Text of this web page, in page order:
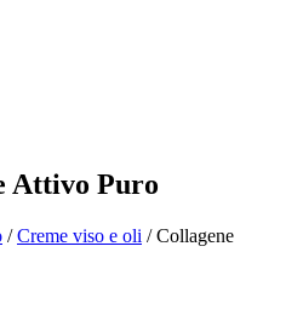
Attivo Puro
/Creme viso e oli / Collagene